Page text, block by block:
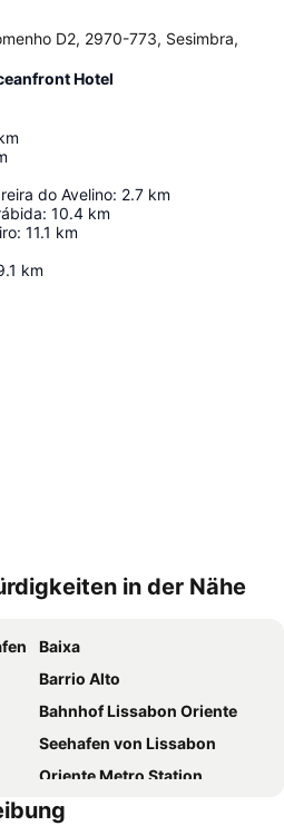
D2, 2970-773, Sesimbra,
Hotel
do Avelino: 2.7 km
: 10.4 km
: 11.1 km
km
in der Nähe
Baixa
Barrio Alto
Bahnhof Lissabon Oriente
Seehafen von Lissabon
Oriente Metro Station
Rossio-Platz